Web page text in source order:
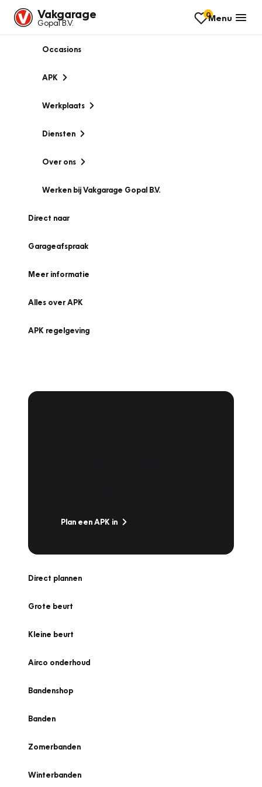
Vakgarage
Gopal B.V.
0Menu
Occasions
APK
Werkplaats
Diensten
Over ons
Werken bij Vakgarage Gopal B.V.
Direct naar
Garageafspraak
Meer informatie
Alles over APK
APK regelgeving
Plan een APK in
Direct plannen
Grote beurt
Kleine beurt
Airco onderhoud
Bandenshop
Banden
Zomerbanden
Winterbanden